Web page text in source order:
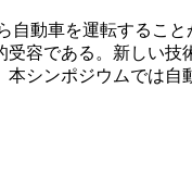
動車を運転するこ
容である。新しい技
シンポジウムでは自